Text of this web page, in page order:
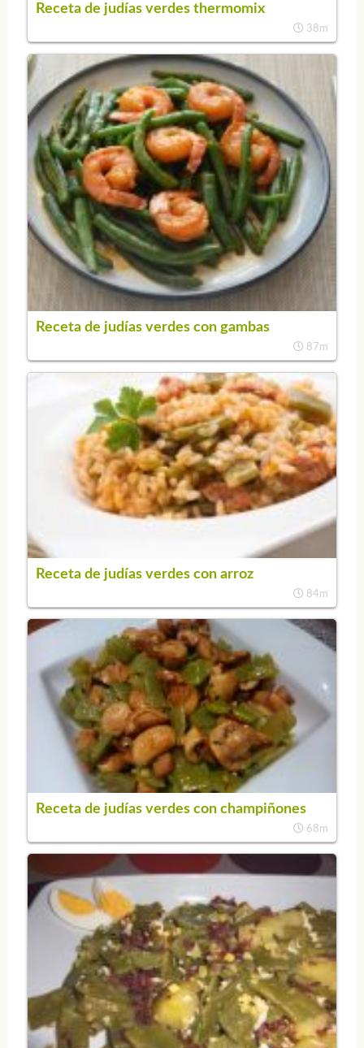
Receta de judías verdes thermomix
38m
Receta de judías verdes con gambas
87m
Receta de judías verdes con arroz
84m
Receta de judías verdes con champiñones
68m